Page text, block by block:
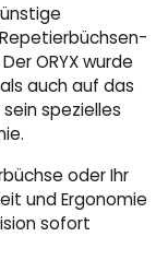
ORYX wurde
auch auf das
spezielles
oder Ihr
und Ergonomie
sofort